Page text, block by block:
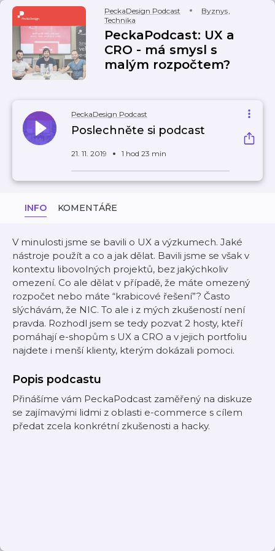
PeckaDesign Podcast Byznys,
Technika
PeckaPodcast: UX a
CRO - má smysl s
malým rozpočtem?
PeckaDesign Podcast
Poslechněte si podcast
21. 11. 2019 1 hod 23 min
INFO KOMENTÁŘE
V minulosti jsme se bavili o UX a výzkumech. Jaké
nástroje použít a co a jak dělat. Bavili jsme se však v
kontextu libovolných projektů, bez jakýchkoliv
omezení. Co ale dělat v případě, že máte omezený
rozpočet nebo máte “krabicové řešení”? Často
slýchávám, že NIC. To ale i z mých zkušeností není
pravda. Rozhodl jsem se tedy pozvat 2 hosty, kteří
pomáhají e-shopům s UX a CRO a v jejich portfoliu
najdete i menší klienty, kterým dokázali pomoci.
Popis podcastu
Přinášíme vám PeckaPodcast zaměřený na diskuze
se zajímavými lidmi z oblasti e-commerce s cílem
předat zcela konkrétní zkušenosti a hacky.